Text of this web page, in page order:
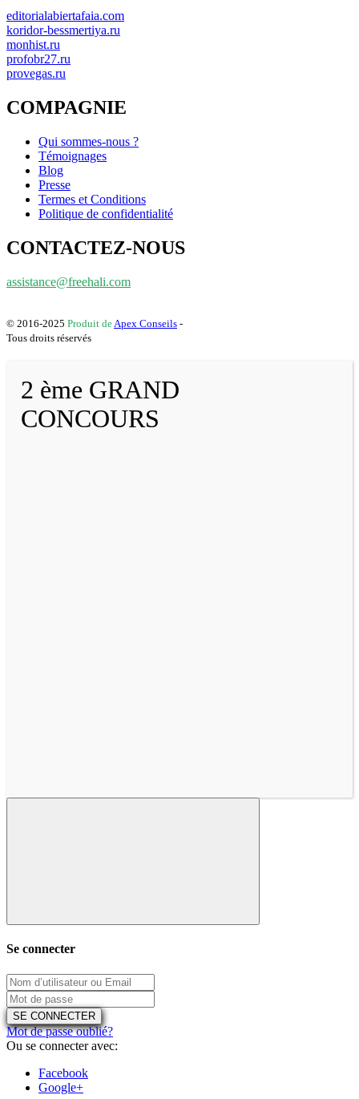
editorialabiertafaia.com
koridor-bessmertiya.ru
monhist.ru
profobr27.ru
provegas.ru
COMPAGNIE
Qui sommes-nous ?
Témoignages
Blog
Presse
Termes et Conditions
Politique de confidentialité
CONTACTEZ-NOUS
assistance@freehali.com
© 2016-2025 Produit de Apex Conseils -
Tous droits réservés
2 ème GRAND
CONCOURS
Se connecter
SE CONNECTER
Mot de passe oublié?
Ou se connecter avec:
Facebook
Google+